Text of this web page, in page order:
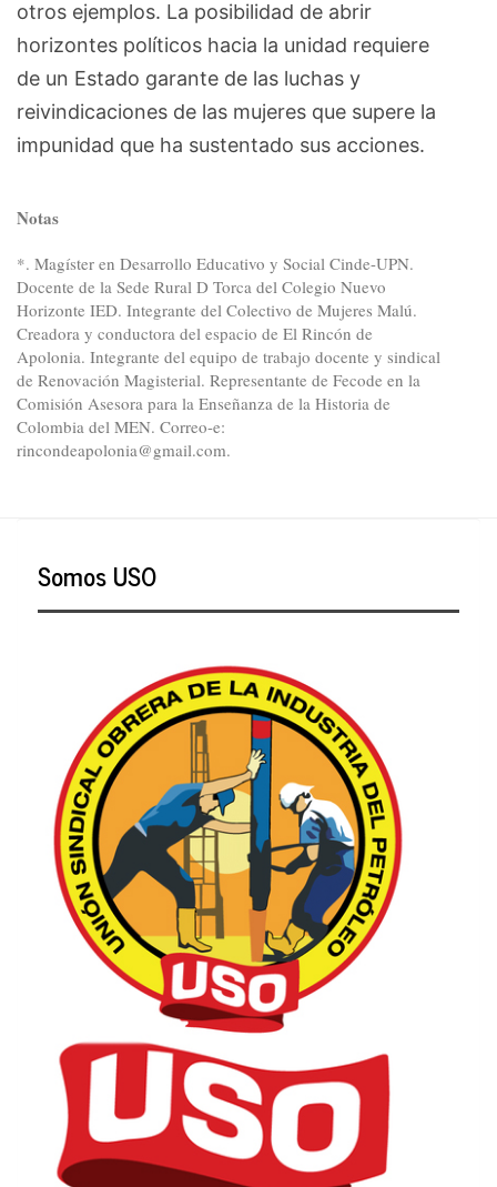
otros ejemplos. La posibilidad de abrir
horizontes políticos hacia la unidad requiere
de un Estado garante de las luchas y
reivindicaciones de las mujeres que supere la
impunidad que ha sustentado sus acciones.
Notas
*. Magíster en Desarrollo Educativo y Social Cinde-UPN.
Docente de la Sede Rural D Torca del Colegio Nuevo
Horizonte IED. Integrante del Colectivo de Mujeres Malú.
Creadora y conductora del espacio de El Rincón de
Apolonia. Integrante del equipo de trabajo docente y sindical
de Renovación Magisterial. Representante de Fecode en la
Comisión Asesora para la Enseñanza de la Historia de
Colombia del MEN. Correo-e:
rincondeapolonia@gmail.com.
Somos USO